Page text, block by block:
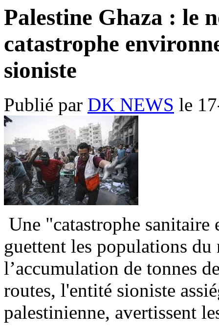
Palestine Ghaza : le
catastrophe
sioniste
Publié par DK NEWS le
Une "catastrophe
guettent les populations du
l’accumulation de tonnes
routes, l'entité sioniste
palestinienne, avertissent